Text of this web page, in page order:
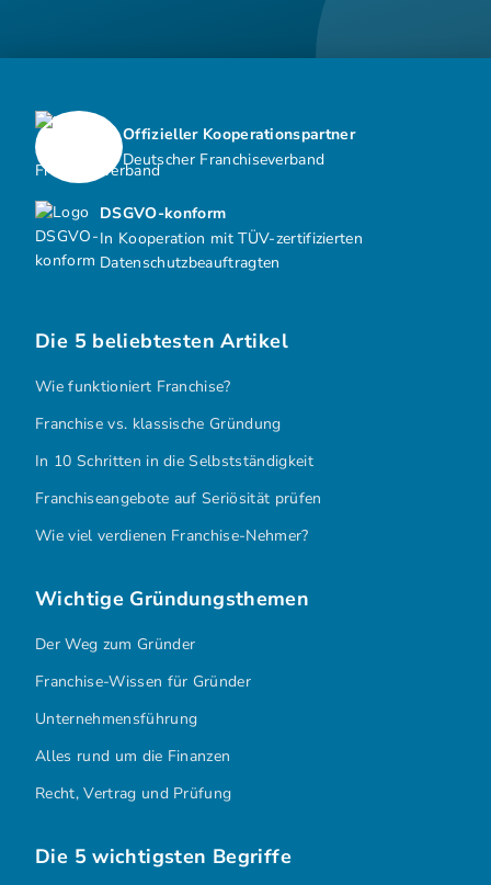
DSGVO-konform
In Kooperation mit TÜV-zertifizierten
Datenschutzbeauftragten
Offizieller Kooperationspartner
Deutscher Franchiseverband
Die 5 beliebtesten Artikel
Wie funktioniert Franchise?
Franchise vs. klassische Gründung
In 10 Schritten in die Selbstständigkeit
Franchiseangebote auf Seriösität prüfen
Wie viel verdienen Franchise-Nehmer?
Wichtige Gründungsthemen
Der Weg zum Gründer
Franchise-Wissen für Gründer
Unternehmensführung
Alles rund um die Finanzen
Recht, Vertrag und Prüfung
Die 5 wichtigsten Begriffe